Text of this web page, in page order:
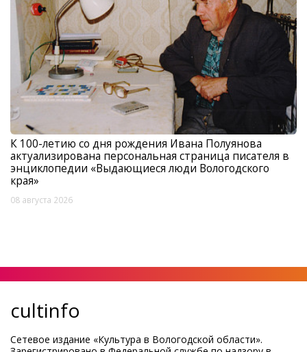
К 100-летию со дня рождения Ивана Полуянова
актуализирована персональная страница писателя в
энциклопедии «Выдающиеся люди Вологодского
края»
08 августа 2026
cultinfo
Сетевое издание «Культура в Вологодской области».